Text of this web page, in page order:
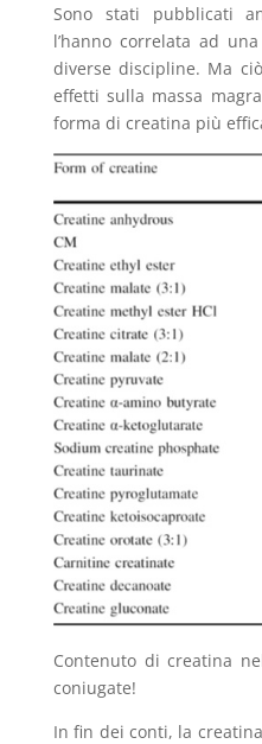
Sono stati pubblicati
l’hanno correlata ad
diverse discipline. Ma
effetti sulla massa
forma di creatina più
Contenuto di creatina
coniugate!
In fin dei conti, la